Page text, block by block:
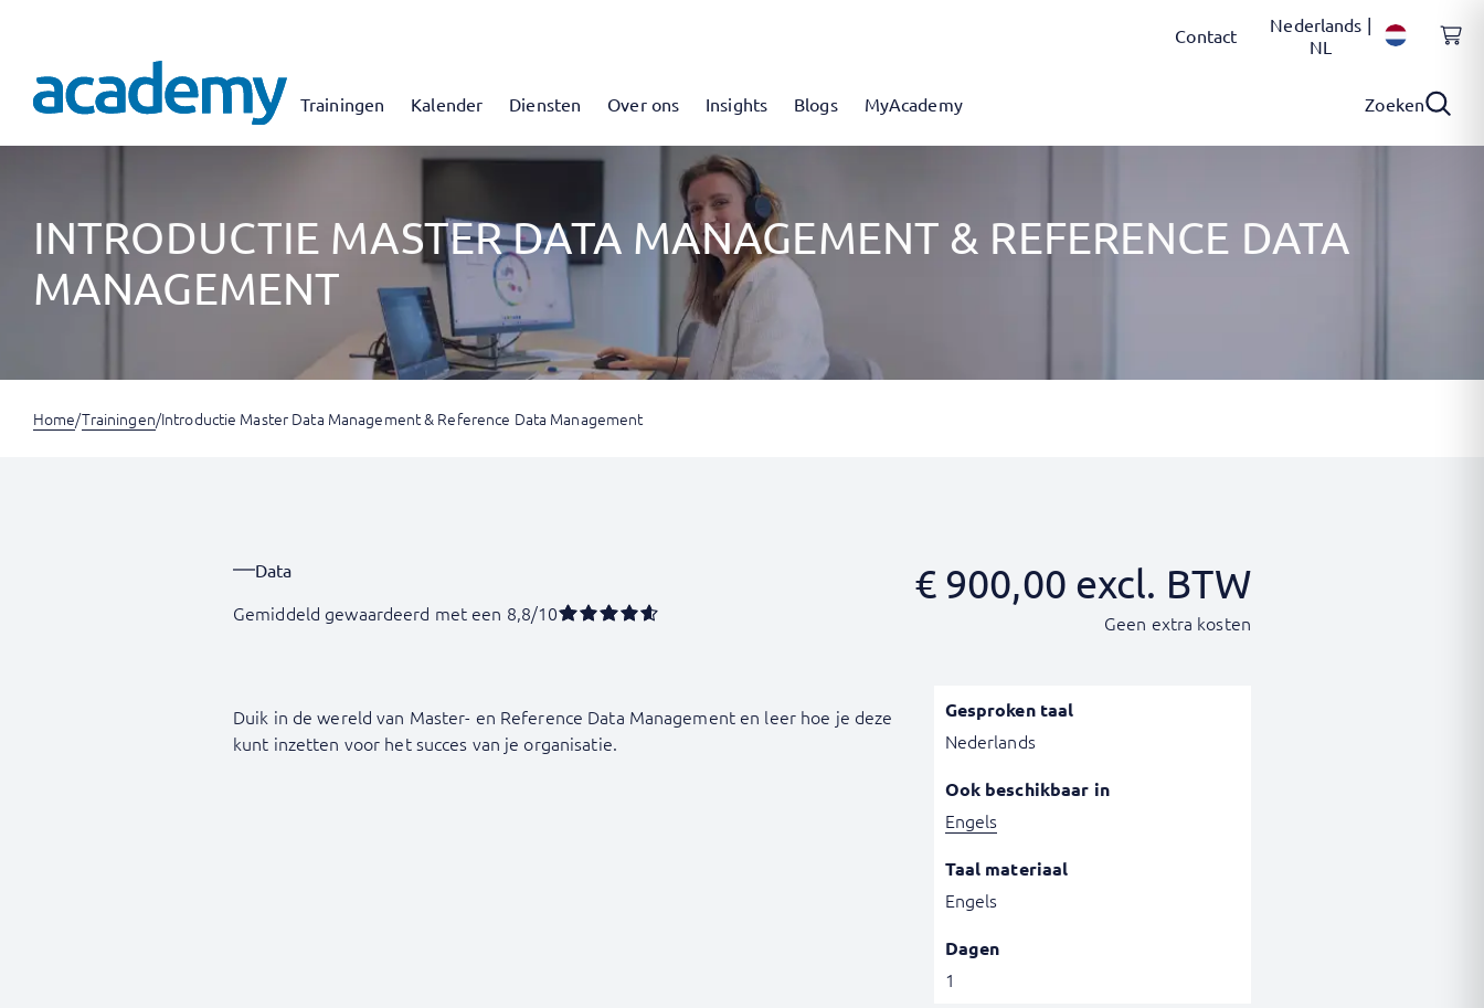
Contact
Nederlands |
NL
Trainingen Kalender Diensten Over ons Insights Blogs MyAcademy Zoeken
INTRODUCTIE MASTER DATA MANAGEMENT & REFERENCE DATA
MANAGEMENT
Home/Trainingen/Introductie Master Data Management & Reference Data Management
Data
Gemiddeld gewaardeerd met een 8,8/10
€900,00 excl. BTW
Geen extra kosten
Duik in de wereld van Master- en Reference Data Management en leer hoe je deze
kunt inzetten voor het succes van je organisatie.
Gesproken taal
Nederlands
Ook beschikbaar in
Engels
Taal materiaal
Engels
Dagen
1